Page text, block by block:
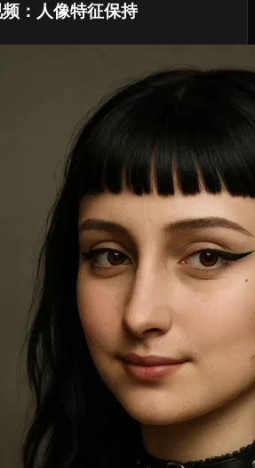
：人像特征保持